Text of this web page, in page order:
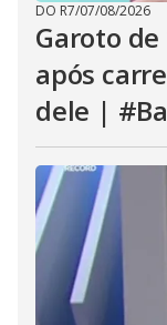
DO R7/07/08/2026
Garoto
após
dele |